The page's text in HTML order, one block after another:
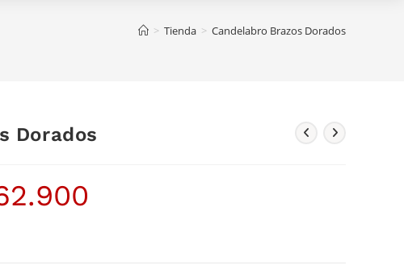
> Tienda > Candelabro Brazos Dorados
Dorados